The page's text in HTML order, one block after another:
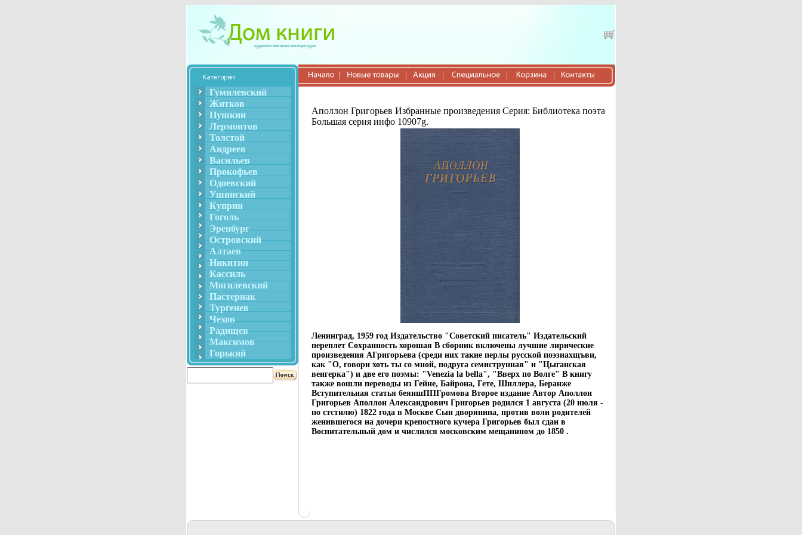
Гумилевский
Житков
Пушкин
Лермонтов
Толстой
Андреев
Васильев
Прокофьев
Одоевский
Ушинский
Куприн
Гоголь
Эренбург
Островский
Алтаев
Никитин
Кассиль
Могилевский
Пастернак
Тургенев
Чехов
Радищев
Максимов
Горький
Аполлон Григорьев Избранные произведения Серия: Библиотека поэта
Большая серия инфо 10907g.
Ленинград, 1959 год Издательство "Советский писатель" Издательский
переплет Сохранность хорошая В сборник включены лучшие лирические
произведения АГригорьева (среди них такие перлы русской поэзиахщъви,
как "О, говори хоть ты со мной, подруга семиструнная" и "Цыганская
венгерка") и две его поэмы: "Venezia la bella", "Вверх по Волге" В книгу
также вошли переводы из Гейне, Байрона, Гете, Шиллера, Беранже
Вступительная статья беяишППГромова Второе издание Автор Аполлон
Григорьев Аполлон Александрович Григорьев родился 1 августа (20 июля -
по стстилю) 1822 года в Москве Сын дворянина, против воли родителей
женившегося на дочери крепостного кучера Григорьев был сдан в
Воспитательный дом и числился московским мещанином до 1850 .